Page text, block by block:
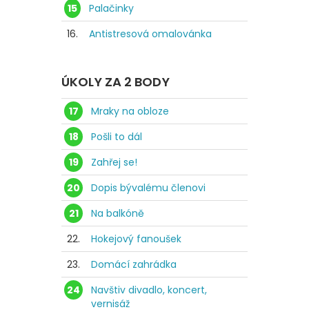
15
Palačinky
16.
Antistresová omalovánka
ÚKOLY ZA 2 BODY
17
Mraky na obloze
18
Pošli to dál
19
Zahřej se!
20
Dopis bývalému členovi
21
Na balkóně
22.
Hokejový fanoušek
23.
Domácí zahrádka
24
Navštiv divadlo, koncert,
vernisáž